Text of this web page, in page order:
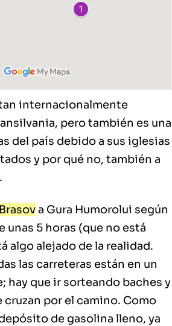
internacionalmente
pero también es una
del país debido a sus iglesias
y por qué no, también a
Brasova Gura Humorolui según
unas 5 horas (que no está
algo alejado de la realidad.
las carreteras están en un
hay que ir sorteando baches y
cruzan por el camino. Como
de gasolina lleno, ya